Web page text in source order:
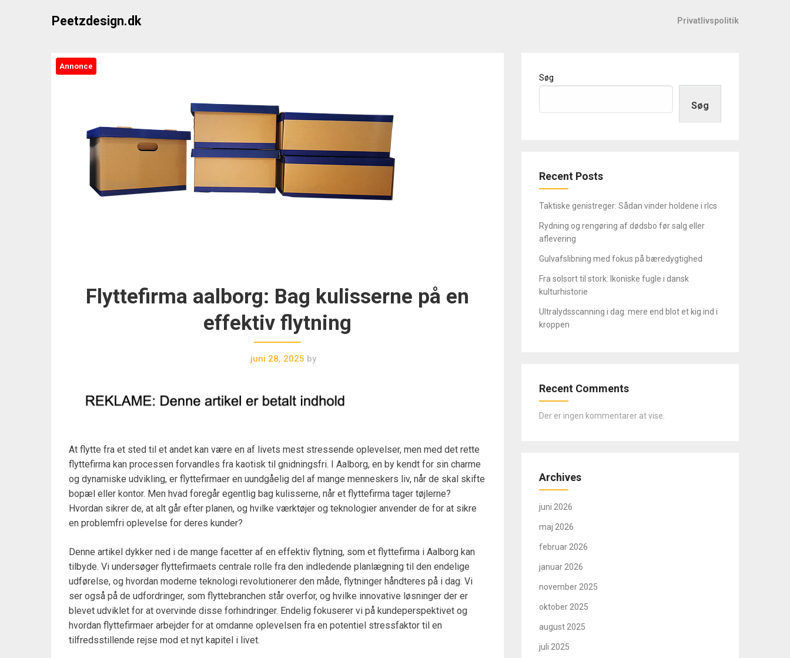
Peetzdesign.dk Privatlivspolitik
Annonce
Flyttefirma aalborg: Bag kulisserne på en
effektiv flytning
juni 28, 2025 by
At flytte fra et sted til et andet kan være en af livets mest stressende oplevelser, men med det rette
flyttefirma kan processen forvandles fra kaotisk til gnidningsfri. I Aalborg, en by kendt for sin charme
og dynamiske udvikling, er flyttefirmaer en uundgåelig del af mange menneskers liv, når de skal skifte
bopæl eller kontor. Men hvad foregår egentlig bag kulisserne, når et flyttefirma tager tøjlerne?
Hvordan sikrer de, at alt går efter planen, og hvilke værktøjer og teknologier anvender de for at sikre
en problemfri oplevelse for deres kunder?
Denne artikel dykker ned i de mange facetter af en effektiv flytning, som et flyttefirma i Aalborg kan
tilbyde. Vi undersøger flyttefirmaets centrale rolle fra den indledende planlægning til den endelige
udførelse, og hvordan moderne teknologi revolutionerer den måde, flytninger håndteres på i dag. Vi
ser også på de udfordringer, som flyttebranchen står overfor, og hvilke innovative løsninger der er
blevet udviklet for at overvinde disse forhindringer. Endelig fokuserer vi på kundeperspektivet og
hvordan flyttefirmaer arbejder for at omdanne oplevelsen fra en potentiel stressfaktor til en
tilfredsstillende rejse mod et nyt kapitel i livet.
Søg
Søg
Recent Posts
Taktiske genistreger: Sådan vinder holdene i rlcs
Rydning og rengøring af dødsbo før salg eller
aflevering
Gulvafslibning med fokus på bæredygtighed
Fra solsort til stork: Ikoniske fugle i dansk
kulturhistorie
Ultralydsscanning i dag: mere end blot et kig ind i
kroppen
Recent Comments
Der er ingen kommentarer at vise.
Archives
juni 2026
maj 2026
februar 2026
januar 2026
november 2025
oktober 2025
august 2025
juli 2025